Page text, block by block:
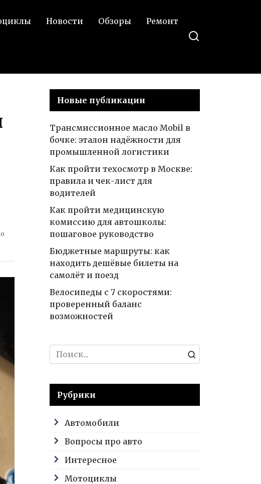
Новости Обзоры Ремонт
Новые публикации
Трансмиссионное масло Mobil в
бочке: эталон надёжности для
промышленной логистики
Как пройти техосмотр в Москве:
правила и чек-лист для
водителей
Как пройти медицинскую
комиссию для автошколы:
пошаговое руководство
Бюджетные маршруты: как
находить дешёвые билеты на
самолёт и поезд
Велосипеды с 7 скоростями:
проверенный баланс
возможностей
Search
for:
Рубрики
Автомобили
Вопросы про авто
Интересное
Мотоциклы